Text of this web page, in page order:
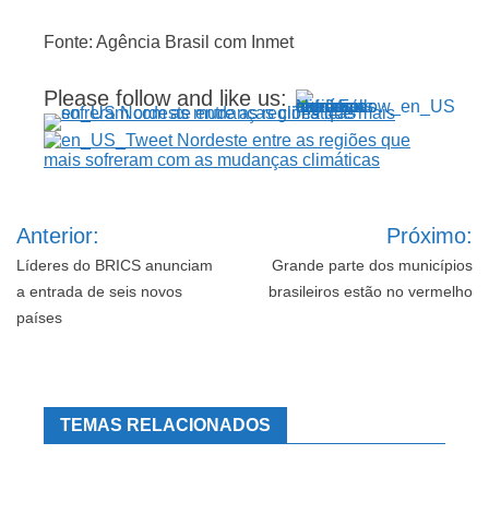
Fonte: Agência Brasil com Inmet
Please follow and like us:
de
Post
Anterior:
Líderes do BRICS anunciam
a entrada de seis novos
países
Próximo:
Grande parte dos municípios
brasileiros estão no vermelho
TEMAS RELACIONADOS